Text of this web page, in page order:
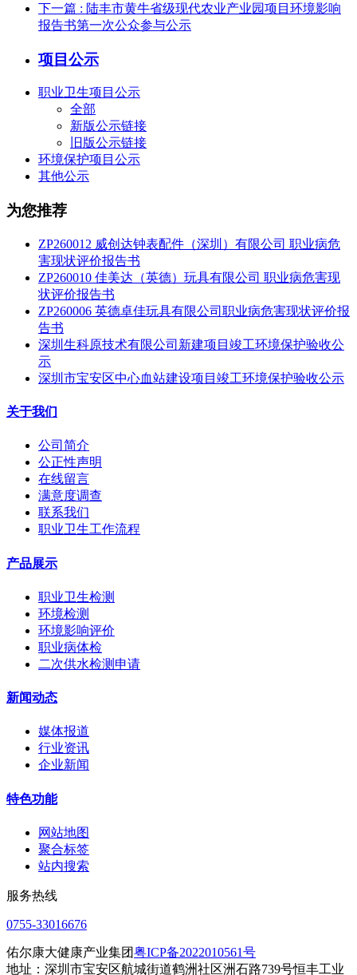
下一篇 : 陆丰市黄牛省级现代农业产业园项目环境影响
报告书第一次公众参与公示
项目公示
职业卫生项目公示
全部
新版公示链接
旧版公示链接
环境保护项目公示
其他公示
为您推荐
ZP260012 威创达钟表配件（深圳）有限公司 职业病危
害现状评价报告书
ZP260010 佳美达（英德）玩具有限公司 职业病危害现
状评价报告书
ZP260006 英德卓佳玩具有限公司职业病危害现状评价报
告书
深圳生科原技术有限公司新建项目竣工环境保护验收公
示
深圳市宝安区中心血站建设项目竣工环境保护验收公示
关于我们
公司简介
公正性声明
在线留言
满意度调查
联系我们
职业卫生工作流程
产品展示
职业卫生检测
环境检测
环境影响评价
职业病体检
二次供水检测申请
新闻动态
媒体报道
行业资讯
企业新闻
特色功能
网站地图
聚合标签
站内搜索
服务热线
0755-33016676
佑尔康大健康产业集团粤ICP备2022010561号
地址：深圳市宝安区航城街道鹤洲社区洲石路739号恒丰工业